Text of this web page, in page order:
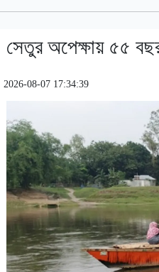
সেতুর অপেক্ষায় ৫৫
2026-08-07 17:34:39